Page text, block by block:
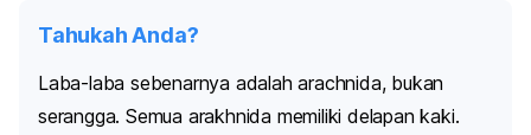
Tahukah Anda?
Laba-laba sebenarnya adalah arachnida, bukan
serangga. Semua arakhnida memiliki delapan kaki.